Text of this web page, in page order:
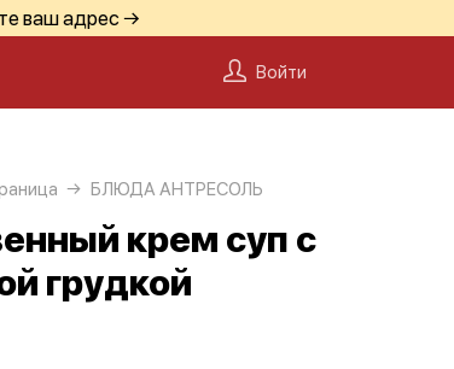
ваш адрес →
Войти
БЛЮДА АНТРЕСОЛЬ
крем суп с
грудкой